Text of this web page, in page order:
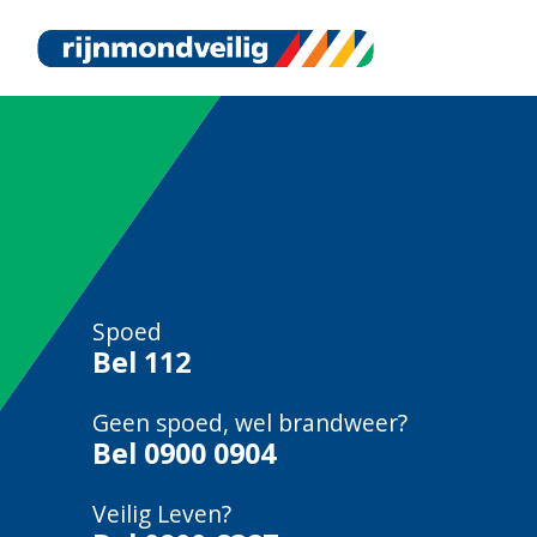
Spoed
Bel 112
Geen spoed, wel brandweer?
Bel 0900 0904
Veilig Leven?